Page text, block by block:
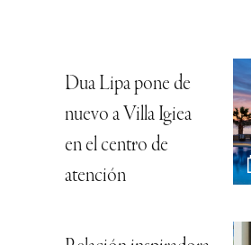
Dua Lipa pone de
nuevo a Villa Igiea
en el centro de
atención